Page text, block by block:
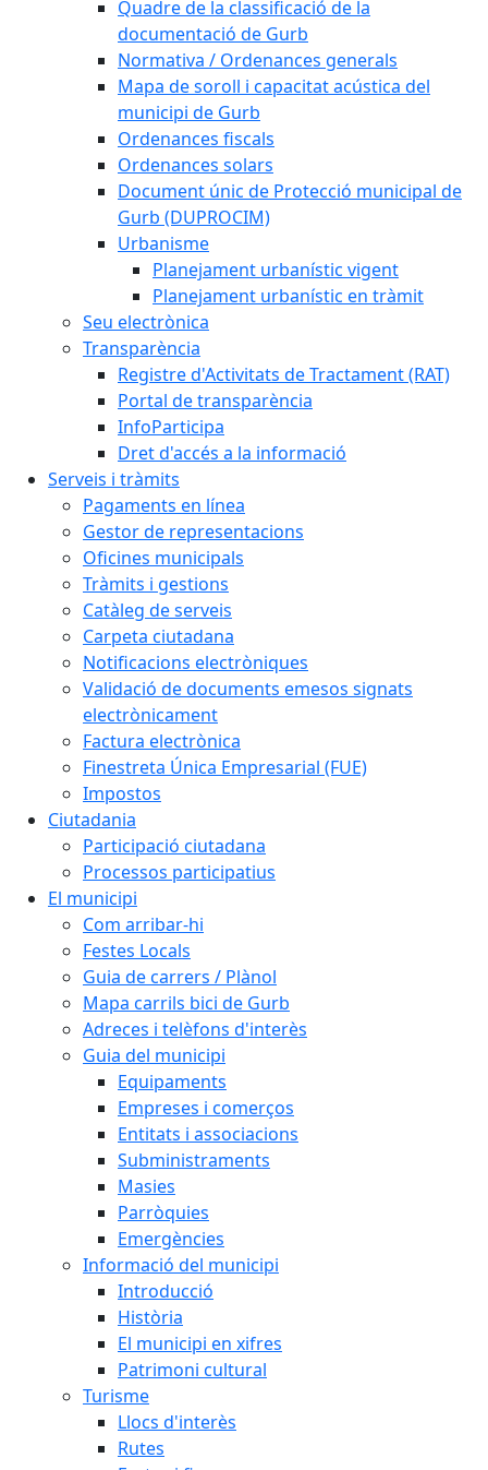
Quadre de la classificació de la
documentació de Gurb
Normativa / Ordenances generals
Mapa de soroll i capacitat acústica del
municipi de Gurb
Ordenances fiscals
Ordenances solars
Document únic de Protecció municipal de
Gurb (DUPROCIM)
Urbanisme
Planejament urbanístic vigent
Planejament urbanístic en tràmit
Seu electrònica
Transparència
Registre d'Activitats de Tractament (RAT)
Portal de transparència
InfoParticipa
Dret d'accés a la informació
Serveis i tràmits
Pagaments en línea
Gestor de representacions
Oficines municipals
Tràmits i gestions
Catàleg de serveis
Carpeta ciutadana
Notificacions electròniques
Validació de documents emesos signats
electrònicament
Factura electrònica
Finestreta Única Empresarial (FUE)
Impostos
Ciutadania
Participació ciutadana
Processos participatius
El municipi
Com arribar-hi
Festes Locals
Guia de carrers / Plànol
Mapa carrils bici de Gurb
Adreces i telèfons d'interès
Guia del municipi
Equipaments
Empreses i comerços
Entitats i associacions
Subministraments
Masies
Parròquies
Emergències
Informació del municipi
Introducció
Història
El municipi en xifres
Patrimoni cultural
Turisme
Llocs d'interès
Rutes